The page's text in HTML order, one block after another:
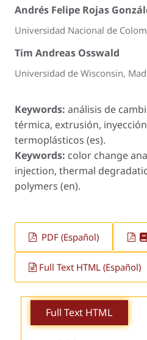
Andrés Felipe Rojas
Universidad Nacional de
Tim Andreas Osswald
Universidad de Wisconsin,
Keywords: análisis de
térmica, extrusión,
termoplásticos (es).
Keywords: color change
injection, thermal
polymers (en).
PDF (Español)
Full Text HTML (Español)
Full Text HTML